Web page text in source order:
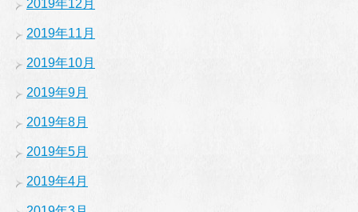
2019年12月
2019年11月
2019年10月
2019年9月
2019年8月
2019年5月
2019年4月